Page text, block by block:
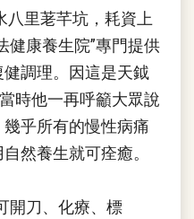
八里荖芊坑，耗資上
健康養生院”專門提供
調理。因這是天鉞
時他一再呼籲大眾說
乎所有的慢性病痛
然養生就可痊癒。
開刀、化療、標